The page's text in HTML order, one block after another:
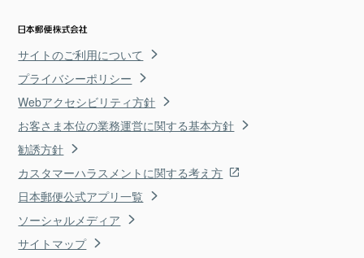
サイトのご利用について
プライバシーポリシー
Webアクセシビリティ方針
お客さま本位の業務運営に関する基本方針
勧誘方針
カスタマーハラスメントに関する考え方
日本郵便公式アプリ一覧
ソーシャルメディア
サイトマップ